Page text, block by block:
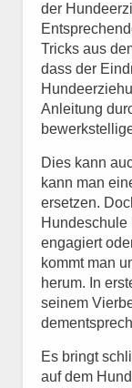
der
Tricks aus
dass der
Anleitung
Dies kann
kann man
ersetzen.
Hundeschule
engagiert
kommt man
herum. In
seinem
Es bringt
auf dem